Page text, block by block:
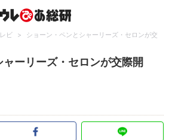
ビ >
ショーン・ペンとシャーリーズ・セロンが交
ーリーズ・セロンが交際開